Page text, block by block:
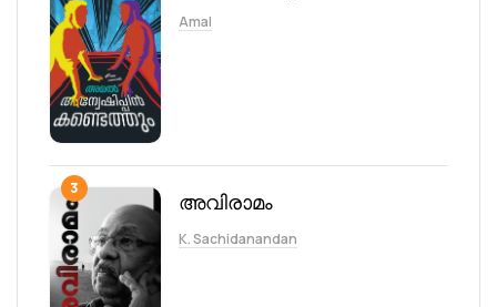
Amal
3
അവിരാമം
K. Sachidanandan